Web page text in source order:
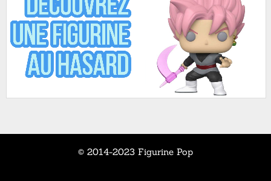
© 2014-2023 Figurine Pop